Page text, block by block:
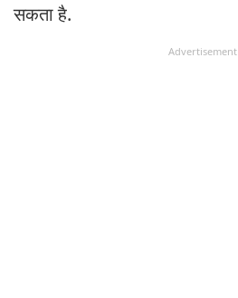
सकता है.
Advertisement